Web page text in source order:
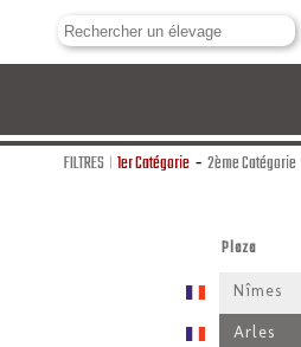
FILTRES 1er Catégorie - 2ème Catégorie
Plaza
Nîmes
Arles